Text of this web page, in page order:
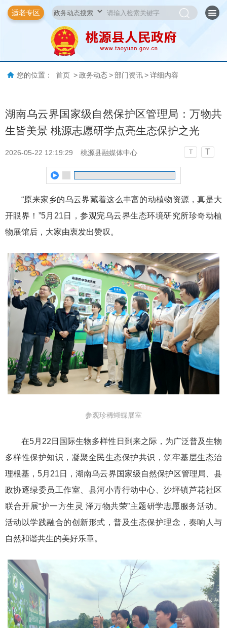
适老专区
您的位置： 首页 > 政务动态 > 部门资讯 > 详细内容
湖南乌云界国家级自然保护区管理局：万物共
生皆美景 桃源志愿研学点亮生态保护之光
2026-05-22 12:19:29 桃源县融媒体中心 T T
“原来家乡的乌云界藏着这么丰富的动植物资源，真是大
开眼界！”5月21日，参观完乌云界生态环境研究所珍奇动植
物展馆后，大家由衷发出赞叹。
参观珍稀蝴蝶展室
在5月22日国际生物多样性日到来之际，为广泛普及生物
多样性保护知识，凝聚全民生态保护共识，筑牢基层生态治
理根基，5月21日，湖南乌云界国家级自然保护区管理局、县
政协逐绿委员工作室、县河小青行动中心、沙坪镇芦花社区
联合开展“护一方生灵 泽万物共荣”主题研学志愿服务活动。
活动以学践融合的创新形式，普及生态保护理念，奏响人与
自然和谐共生的美好乐章。